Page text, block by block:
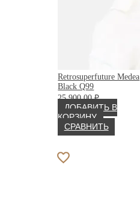
Retrosuperfuture Medea
Black Q99
25 900.00₽
ДОБАВИТЬ В
КОРЗИНУ
СРАВНИТЬ